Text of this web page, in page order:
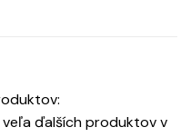
veľa ďalších produktov v